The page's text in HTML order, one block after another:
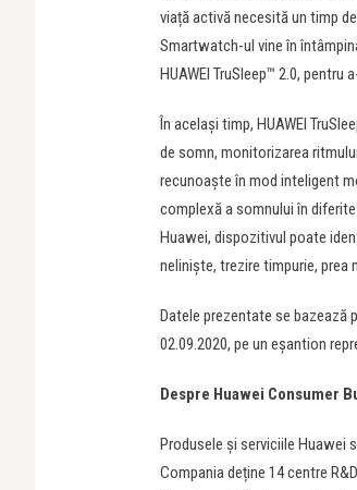
viață activă necesită un timp
Smartwatch-ul vine în
HUAWEI TruSleep™ 2.0,
În același timp, HUAWEI
de somn, monitorizarea
recunoaște în mod inteligent
complexă a somnului în
Huawei, dispozitivul poate
neliniște, trezire timpurie, prea
Datele prezentate se bazează
02.09.2020, pe un eșantion
Despre Huawei Consumer
Produsele și serviciile Huawei
Compania deține 14 centre